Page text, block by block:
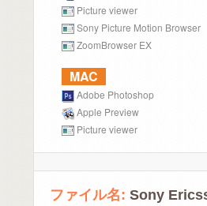
Picture viewer
Sony Picture Motion Browser
ZoomBrowser EX
MAC
Adobe Photoshop
Apple Preview
Picture viewer
ファイル名: Sony